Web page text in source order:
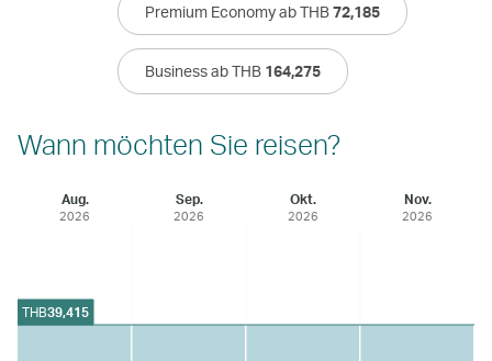
Premium Economy ab THB72,185
Business ab THB 164,275
Wann möchten Sie reisen?
Aug.
2026
Sep.
2026
Okt.
2026
Nov.
2026
THB39,415